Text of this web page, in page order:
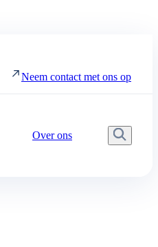
Over ons Zoek
Neem contact met ons op